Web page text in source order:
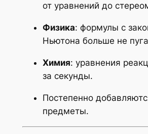
от уравнений до
Физика: формулы с
Ньютона больше не
Химия: уравнения
за секунды.
Постепенно
предметы.